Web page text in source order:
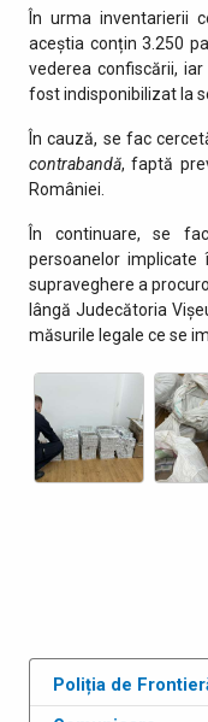
În urma inventarierii
aceștia conțin 3.250
vederea confiscării,
fost indisponibilizat la
În cauză, se fac
contrabandă, faptă
României.
În continuare, se
persoanelor
supraveghere a
lângă Judecătoria
măsurile legale ce se
Poliția de